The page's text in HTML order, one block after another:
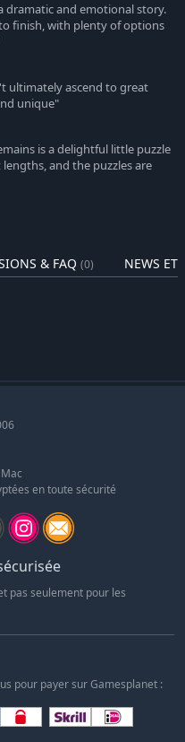
dramatic and emotional story.
finish, with plenty of options
ultimately ascend to great
unique"
is a delightful little puzzle
and the puzzles are
& FAQ (0) NEWS ET
en toute sécurité
pas seulement pour les
pour payer sur Gamesplanet :